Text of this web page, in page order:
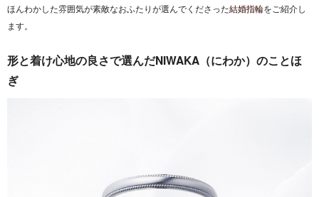
ほんわかした雰囲気が素敵なおふたりが選んでくださった結婚指輪をご紹介し
ます。
形と着け心地の良さで選んだNIWAKA（にわか）のことほ
ぎ